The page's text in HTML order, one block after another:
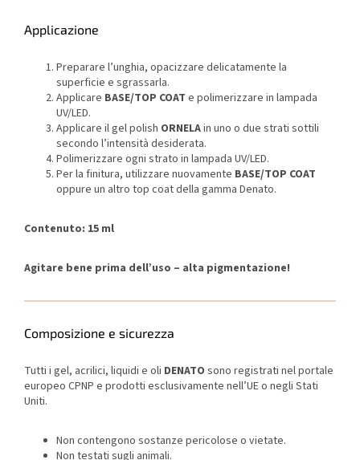
Applicazione
Preparare l’unghia, opacizzare delicatamente la
superficie e sgrassarla.
Applicare BASE/TOP COAT e polimerizzare in lampada
UV/LED.
Applicare il gel polish ORNELAin uno o due strati sottili
secondo l’intensità desiderata.
Polimerizzare ogni strato in lampada UV/LED.
Per la finitura, utilizzare nuovamente BASE/TOP COAT
oppure un altro top coat della gamma Denato.
Contenuto: 15 ml
Agitare bene prima dell’uso – alta pigmentazione!
Composizione e sicurezza
Tutti i gel, acrilici, liquidi e oli DENATO sono registrati nel portale
europeo CPNP e prodotti esclusivamente nell’UE o negli Stati
Uniti.
Non contengono sostanze pericolose o vietate.
Non testati sugli animali.